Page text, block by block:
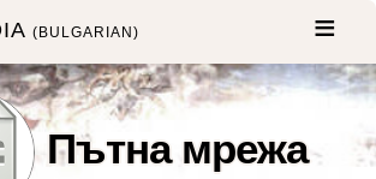
(BULGARIAN)
Пътна мрежа